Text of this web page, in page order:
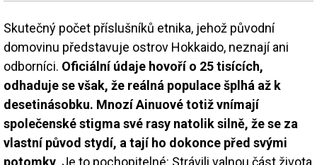
Skutečný počet příslušníků etnika, jehož původní
domovinu představuje ostrov Hokkaido, neznají ani
odborníci. Oficiální údaje hovoří o 25 tisících,
odhaduje se však, že reálná populace šplhá až k
desetinásobku. Mnozí Ainuové totiž vnímají
společenské stigma své rasy natolik silně, že se za
vlastní původ stydí, a tají ho dokonce před svými
potomky. Je to pochopitelné: Strávili valnou část života